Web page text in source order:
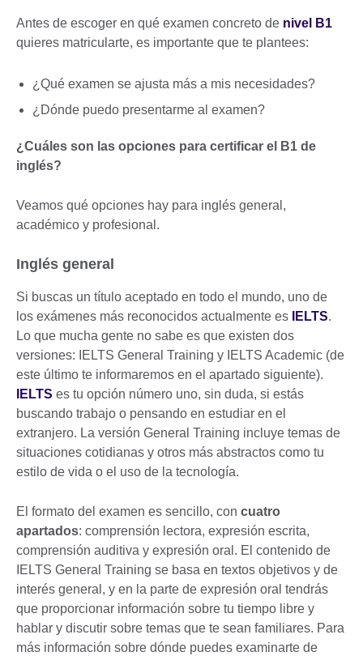
Antes de escoger en qué examen concreto de nivel B1
quieres matricularte, es importante que te plantees:
¿Qué examen se ajusta más a mis necesidades?
¿Dónde puedo presentarme al examen?
¿Cuáles son las opciones para certificar el B1 de
inglés?
Veamos qué opciones hay para inglés general,
académico y profesional.
Inglés general
Si buscas un título aceptado en todo el mundo, uno de
los exámenes más reconocidos actualmente es
IELTS.
Lo que mucha gente no sabe es que existen dos
versiones: IELTS General Training y IELTS Academic (de
este último te informaremos en el apartado siguiente).
IELTS es tu opción número uno, sin duda, si estás
buscando trabajo o pensando en estudiar en el
extranjero. La versión General Training incluye temas de
situaciones cotidianas y otros más abstractos como tu
estilo de vida o el uso de la tecnología.
El formato del examen es sencillo, con cuatro
apartados: comprensión lectora, expresión escrita,
comprensión auditiva y expresión oral. El contenido de
IELTS General Training se basa en textos objetivos y de
interés general, y en la parte de expresión oral tendrás
que proporcionar información sobre tu tiempo libre y
hablar y discutir sobre temas que te sean familiares. Para
más información sobre dónde puedes examinarte de